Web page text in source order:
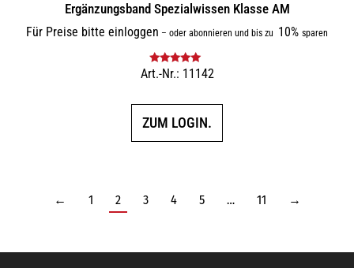
Ergänzungsband Spezialwissen Klasse AM
Für Preise bitte einloggen – oder abonnieren und bis zu 10% sparen
Bewertet mit
Art.-Nr.: 11142
ZUM LOGIN.
← 1 2 3 4 5 … 11 →